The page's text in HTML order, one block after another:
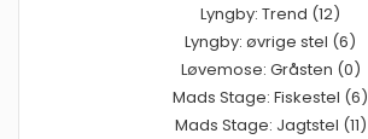
Lyngby: Trend (12)
Lyngby: øvrige stel (6)
Løvemose: Gråsten (0)
Mads Stage: Fiskestel (6)
Mads Stage: Jagtstel (11)